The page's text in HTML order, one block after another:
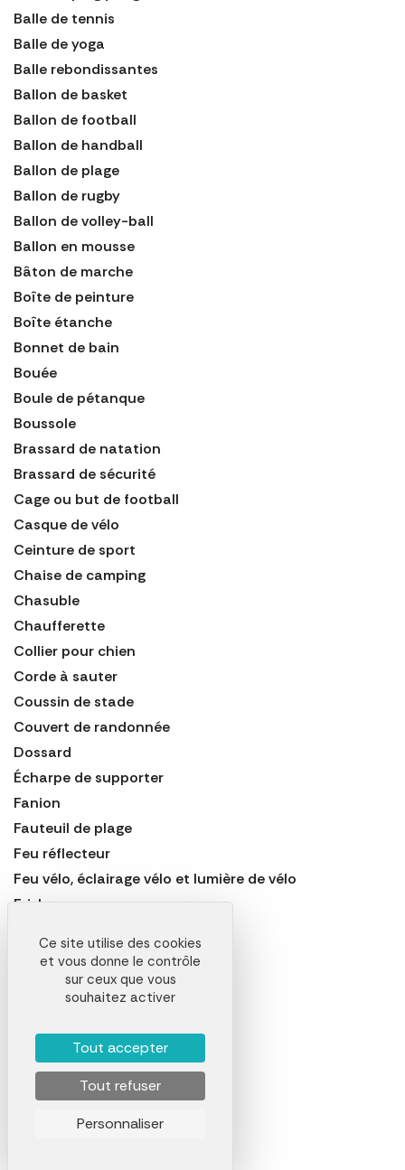
Balle de tennis
Balle de yoga
Balle rebondissantes
Ballon de basket
Ballon de football
Ballon de handball
Ballon de plage
Ballon de rugby
Ballon de volley-ball
Ballon en mousse
Bâton de marche
Boîte de peinture
Boîte étanche
Bonnet de bain
Bouée
Boule de pétanque
Boussole
Brassard de natation
Brassard de sécurité
Cage ou but de football
Casque de vélo
Ceinture de sport
Chaise de camping
Chasuble
Chaufferette
Collier pour chien
Corde à sauter
Coussin de stade
Couvert de randonnée
Dossard
Écharpe de supporter
Fanion
Fauteuil de plage
Feu réflecteur
Feu vélo, éclairage vélo et lumière de vélo
Frisbee
Harmonica
Housse de selle de vélo
Jeu de badminton
Jumelles
Laisse pour chien
Lampe à vélo
Lampe de camping
Lampe de jogging
Ce site utilise des cookies
et vous donne le contrôle
sur ceux que vous
souhaitez activer
Tout accepter
Tout refuser
Personnaliser